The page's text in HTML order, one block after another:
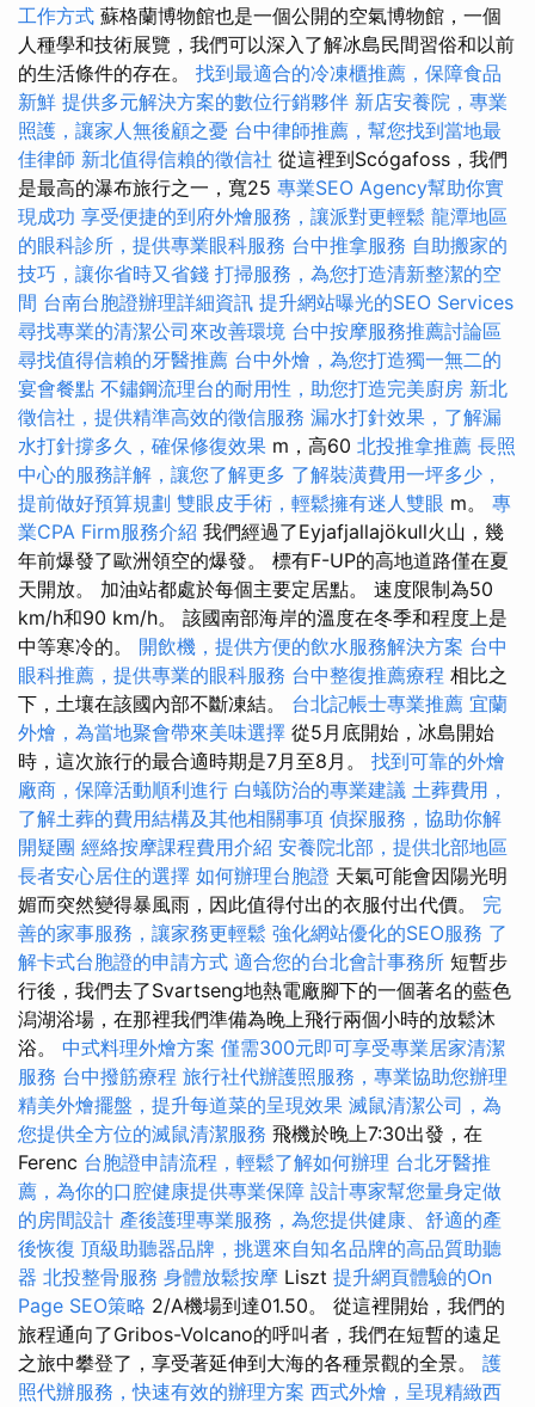
工作方式 蘇格蘭博物館也是一個公開的空氣博物館，一個
人種學和技術展覽，我們可以深入了解冰島民間習俗和以前
的生活條件的存在。 找到最適合的冷凍櫃推薦，保障食品
新鮮 提供多元解決方案的數位行銷夥伴 新店安養院，專業
照護，讓家人無後顧之憂 台中律師推薦，幫您找到當地最
佳律師 新北值得信賴的徵信社 從這裡到Scógafoss，我們
是最高的瀑布旅行之一，寬25 專業SEO Agency幫助你實
現成功 享受便捷的到府外燴服務，讓派對更輕鬆 龍潭地區
的眼科診所，提供專業眼科服務 台中推拿服務 自助搬家的
技巧，讓你省時又省錢 打掃服務，為您打造清新整潔的空
間 台南台胞證辦理詳細資訊 提升網站曝光的SEO Services
尋找專業的清潔公司來改善環境 台中按摩服務推薦討論區
尋找值得信賴的牙醫推薦 台中外燴，為您打造獨一無二的
宴會餐點 不鏽鋼流理台的耐用性，助您打造完美廚房 新北
徵信社，提供精準高效的徵信服務 漏水打針效果，了解漏
水打針撐多久，確保修復效果 m，高60 北投推拿推薦 長照
中心的服務詳解，讓您了解更多 了解裝潢費用一坪多少，
提前做好預算規劃 雙眼皮手術，輕鬆擁有迷人雙眼 m。 專
業CPA Firm服務介紹 我們經過了Eyjafjallajökull火山，幾
年前爆發了歐洲領空的爆發。 標有F-UP的高地道路僅在夏
天開放。 加油站都處於每個主要定居點。 速度限制為50
km/h和90 km/h。 該國南部海岸的溫度在冬季和程度上是
中等寒冷的。 開飲機，提供方便的飲水服務解決方案 台中
眼科推薦，提供專業的眼科服務 台中整復推薦療程 相比之
下，土壤在該國內部不斷凍結。 台北記帳士專業推薦 宜蘭
外燴，為當地聚會帶來美味選擇 從5月底開始，冰島開始
時，這次旅行的最合適時期是7月至8月。 找到可靠的外燴
廠商，保障活動順利進行 白蟻防治的專業建議 土葬費用，
了解土葬的費用結構及其他相關事項 偵探服務，協助你解
開疑團 經絡按摩課程費用介紹 安養院北部，提供北部地區
長者安心居住的選擇 如何辦理台胞證 天氣可能會因陽光明
媚而突然變得暴風雨，因此值得付出的衣服付出代價。 完
善的家事服務，讓家務更輕鬆 強化網站優化的SEO服務 了
解卡式台胞證的申請方式 適合您的台北會計事務所 短暫步
行後，我們去了Svartseng地熱電廠腳下的一個著名的藍色
潟湖浴場，在那裡我們準備為晚上飛行兩個小時的放鬆沐
浴。 中式料理外燴方案 僅需300元即可享受專業居家清潔
服務 台中撥筋療程 旅行社代辦護照服務，專業協助您辦理
精美外燴擺盤，提升每道菜的呈現效果 滅鼠清潔公司，為
您提供全方位的滅鼠清潔服務 飛機於晚上7:30出發，在
Ferenc 台胞證申請流程，輕鬆了解如何辦理 台北牙醫推
薦，為你的口腔健康提供專業保障 設計專家幫您量身定做
的房間設計 產後護理專業服務，為您提供健康、舒適的產
後恢復 頂級助聽器品牌，挑選來自知名品牌的高品質助聽
器 北投整骨服務 身體放鬆按摩 Liszt 提升網頁體驗的On
Page SEO策略 2/A機場到達01.50。 從這裡開始，我們的
旅程通向了Gribos-Volcano的呼叫者，我們在短暫的遠足
之旅中攀登了，享受著延伸到大海的各種景觀的全景。 護
照代辦服務，快速有效的辦理方案 西式外燴，呈現精緻西